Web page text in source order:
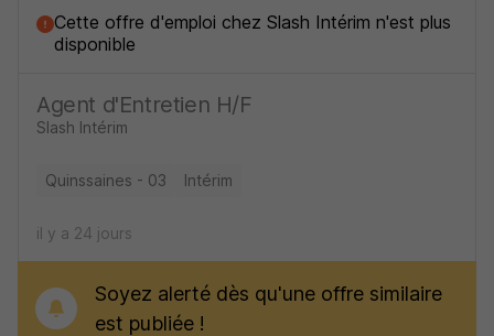
Cette offre d'emploi chez Slash Intérim n'est plus
disponible
Agent d'Entretien H/F
Slash Intérim
Quinssaines - 03 Intérim
il y a 24 jours
Soyez alerté dès qu'une offre similaire
est publiée !